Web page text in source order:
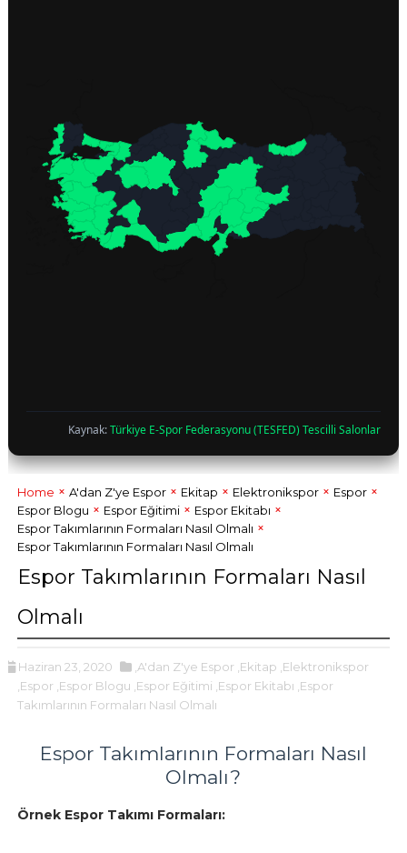
Kaynak:Türkiye E-Spor Federasyonu (TESFED) Tescilli Salonlar
Home A'dan Z'ye Espor Ekitap Elektronikspor
Espor
Espor Blogu
Espor Eğitimi
Espor Ekitabı
Espor Takımlarının Formaları Nasıl Olmalı
Espor Takımlarının Formaları Nasıl Olmalı
Espor Takımlarının Formaları Nasıl
Olmalı
Haziran 23, 2020 ,A'dan Z'ye Espor ,Ekitap ,Elektronikspor
,Espor ,Espor Blogu ,Espor Eğitimi ,Espor Ekitabı ,Espor
Takımlarının Formaları Nasıl Olmalı
Espor Takımlarının Formaları Nasıl
Olmalı?
Örnek Espor Takımı Formaları: